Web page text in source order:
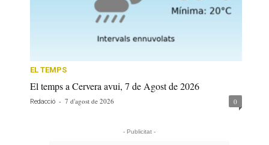
EL TEMPS
El temps a Cervera avui, 7 de Agost de 2026
Redacció - 7 d'agost de 2026 0
- Publicitat -